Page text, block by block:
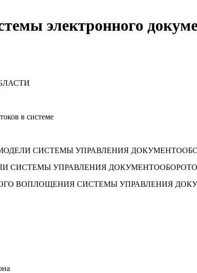
электронного
в системе
СИСТЕМЫ УПРАВЛЕНИЯ
СИСТЕМЫ УПРАВЛЕНИЯ
ВОПЛОЩЕНИЯ СИСТЕМЫ УПРАВЛЕНИЯ